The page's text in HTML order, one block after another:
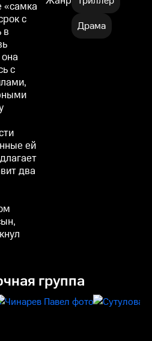
помощь и ставит два условия.
Она покинет колонию на время
расследования, а делом будет
заниматься её сын, который
«самка
с
в
с
ей
два
Драма
группа